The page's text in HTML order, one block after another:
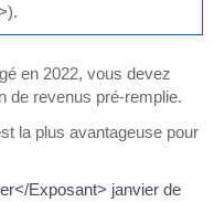
en 2022, vous devez
de revenus pré-remplie.
la plus avantageuse pour
Exposant> janvier de